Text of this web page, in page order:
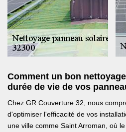
Comment un bon
durée de vie de vos
Chez GR Couverture 32, nous
d'optimiser l'efficacité de vos
une ville comme Saint Arroman, où